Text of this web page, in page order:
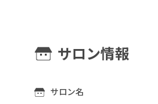
サロン情報
サロン名